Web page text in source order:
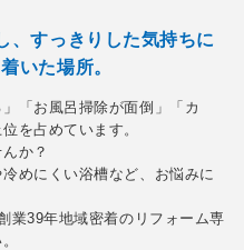
、すっきりした気持ちに
いた場所。
「お風呂掃除が面倒」「カ
を占めています。
か？
めにくい浴槽など、お悩みに
業39年地域密着のリフォーム専